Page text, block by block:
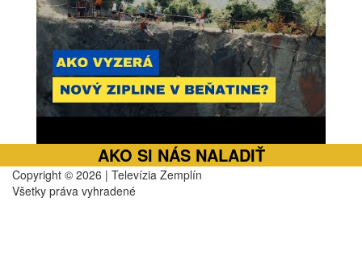
AKO SI NÁS NALADIŤ
Copyright © 2026 | Televízia Zemplín
Všetky práva vyhradené